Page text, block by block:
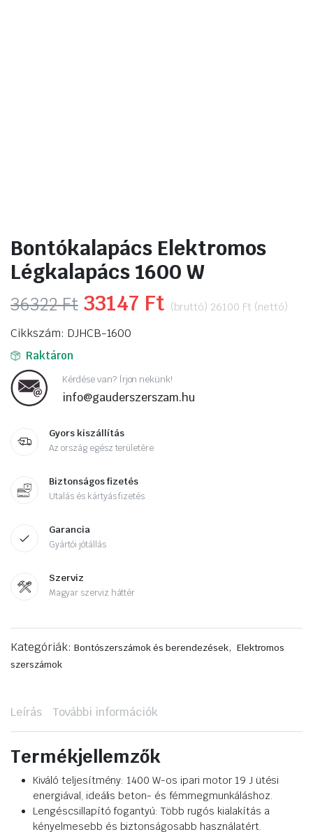
Bontókalapács Elektromos
Légkalapács 1600 W
36322Ft Original
price
36322 Ft.
33147 Ft Current
33147 Ft.
(bruttó) 26100 Ft (nettó)
Cikkszám: DJHCB-1600
Raktáron
Kérdése van? Írjon nekünk!
info@gauderszerszam.hu
Gyors kiszállítás
Az ország egész területére
Biztonságos fizetés
Utalás és kártyás fizetés.
Garancia
Gyártói jótállás
Szerviz
Magyar szerviz háttér
Kategóriák: Bontószerszámok és berendezések, Elektromos
szerszámok
Leírás További információk
Termékjellemzők
Kiváló teljesítmény: 1400 W-os ipari motor 19 J ütési
energiával, ideális beton- és fémmegmunkáláshoz.
Lengéscsillapító fogantyú: Több rugós kialakítás a
kényelmesebb és biztonságosabb használatért.